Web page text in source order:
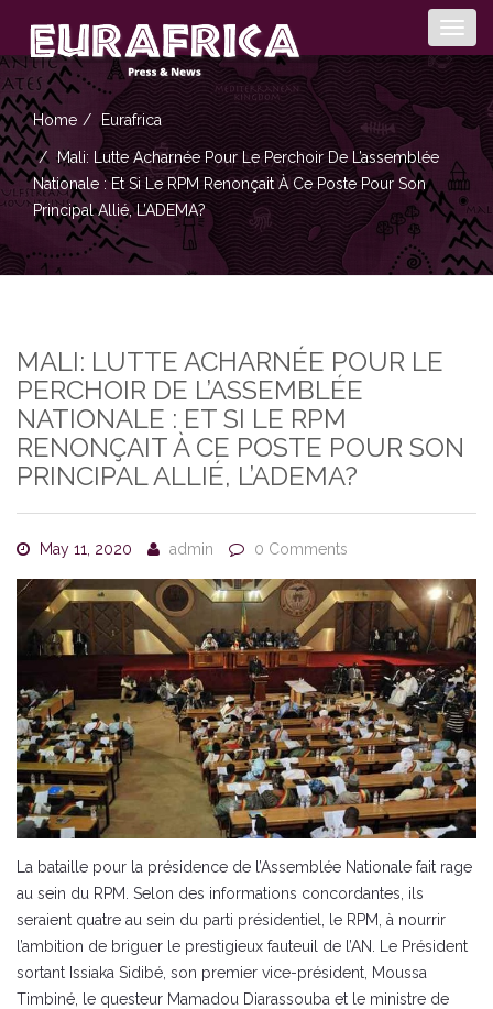
Home Eurafrica
Mali: Lutte Acharnée Pour Le Perchoir De L’assemblée
Nationale : Et Si Le RPM Renonçait À Ce Poste Pour Son
Principal Allié, L’ADEMA?
MALI: LUTTE ACHARNÉE POUR LE
PERCHOIR DE L’ASSEMBLÉE
NATIONALE : ET SI LE RPM
RENONÇAIT À CE POSTE POUR SON
PRINCIPAL ALLIÉ, L’ADEMA?
May 11, 2020 admin 0 Comments
La bataille pour la présidence de l’Assemblée Nationale fait rage
au sein du RPM. Selon des informations concordantes, ils
seraient quatre au sein du parti présidentiel, le RPM, à nourrir
l’ambition de briguer le prestigieux fauteuil de l’AN. Le Président
sortant Issiaka Sidibé, son premier vice-président, Moussa
Timbiné, le questeur Mamadou Diarassouba et le ministre de